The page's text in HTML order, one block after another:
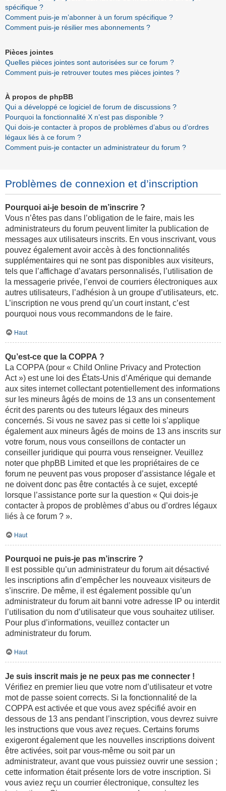
spécifique ?
Comment puis-je m’abonner à un forum spécifique ?
Comment puis-je résilier mes abonnements ?
Pièces jointes
Quelles pièces jointes sont autorisées sur ce forum ?
Comment puis-je retrouver toutes mes pièces jointes ?
À propos de phpBB
Qui a développé ce logiciel de forum de discussions ?
Pourquoi la fonctionnalité X n’est pas disponible ?
Qui dois-je contacter à propos de problèmes d’abus ou d’ordres
légaux liés à ce forum ?
Comment puis-je contacter un administrateur du forum ?
Problèmes de connexion et d’inscription
Pourquoi ai-je besoin de m’inscrire ?
Vous n’êtes pas dans l’obligation de le faire, mais les
administrateurs du forum peuvent limiter la publication de
messages aux utilisateurs inscrits. En vous inscrivant, vous
pouvez également avoir accès à des fonctionnalités
supplémentaires qui ne sont pas disponibles aux visiteurs,
tels que l’affichage d’avatars personnalisés, l’utilisation de
la messagerie privée, l’envoi de courriers électroniques aux
autres utilisateurs, l’adhésion à un groupe d’utilisateurs, etc.
L’inscription ne vous prend qu’un court instant, c’est
pourquoi nous vous recommandons de le faire.
Haut
Qu’est-ce que la COPPA ?
La COPPA (pour « Child Online Privacy and Protection
Act ») est une loi des États-Unis d’Amérique qui demande
aux sites internet collectant potentiellement des informations
sur les mineurs âgés de moins de 13 ans un consentement
écrit des parents ou des tuteurs légaux des mineurs
concernés. Si vous ne savez pas si cette loi s’applique
également aux mineurs âgés de moins de 13 ans inscrits sur
votre forum, nous vous conseillons de contacter un
conseiller juridique qui pourra vous renseigner. Veuillez
noter que phpBB Limited et que les propriétaires de ce
forum ne peuvent pas vous proposer d’assistance légale et
ne doivent donc pas être contactés à ce sujet, excepté
lorsque l’assistance porte sur la question « Qui dois-je
contacter à propos de problèmes d’abus ou d’ordres légaux
liés à ce forum ? ».
Haut
Pourquoi ne puis-je pas m’inscrire ?
Il est possible qu’un administrateur du forum ait désactivé
les inscriptions afin d’empêcher les nouveaux visiteurs de
s’inscrire. De même, il est également possible qu’un
administrateur du forum ait banni votre adresse IP ou interdit
l’utilisation du nom d’utilisateur que vous souhaitez utiliser.
Pour plus d’informations, veuillez contacter un
administrateur du forum.
Haut
Je suis inscrit mais je ne peux pas me connecter !
Vérifiez en premier lieu que votre nom d’utilisateur et votre
mot de passe soient corrects. Si la fonctionnalité de la
COPPA est activée et que vous avez spécifié avoir en
dessous de 13 ans pendant l’inscription, vous devrez suivre
les instructions que vous avez reçues. Certains forums
exigeront également que les nouvelles inscriptions doivent
être activées, soit par vous-même ou soit par un
administrateur, avant que vous puissiez ouvrir une session ;
cette information était présente lors de votre inscription. Si
vous aviez reçu un courrier électronique, consultez les